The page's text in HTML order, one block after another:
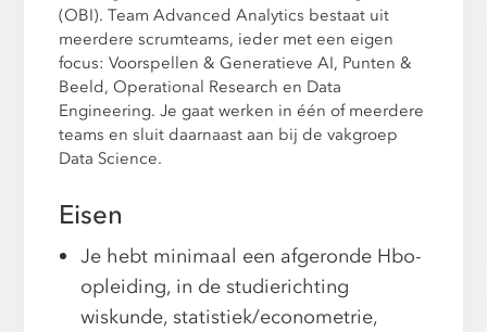
(OBI). Team Advanced Analytics bestaat uit
meerdere scrumteams, ieder met een eigen
focus: Voorspellen & Generatieve AI, Punten &
Beeld, Operational Research en Data
Engineering. Je gaat werken in één of meerdere
teams en sluit daarnaast aan bij de vakgroep
Data Science.
Eisen
Je hebt minimaal een afgeronde Hbo-
opleiding, in de studierichting
wiskunde, statistiek/econometrie,